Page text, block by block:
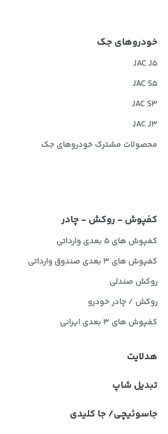
خودروهای جک
JAC J5
JAC S5
JAC S3
JAC J3
محصولات مشترک خودروهای جک
کفپوش - روکش - چادر
کفپوش های 5 بعدی وارداتی
کفپوش های 3 بعدی صندوق وارداتی
روکش صندلی
روکش / چادر خودرو
کفپوش های ۳ بعدی ایرانی
هدلایت
تبدیل شاپ
جاسوئیچی/ جا کلیدی